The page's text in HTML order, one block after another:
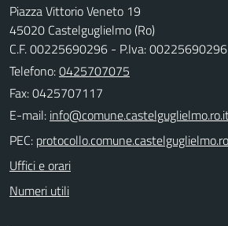
Piazza Vittorio Veneto 19
45020 Castelguglielmo (Ro)
C.F. 00225690296 - P.Iva: 00225690296
Telefono:0425707075
Fax: 0425707117
E-mail:
PEC:
Uffici e orari
Numeri utili